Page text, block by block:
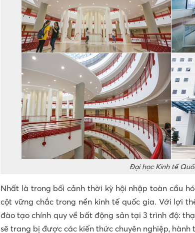
Đại học Kinh tế
Nhất là trong bối cảnh thời kỳ hội nhập toàn cầu
cột vững chắc trong nền kinh tế quốc gia. Với lợi
đào tạo chính quy về bất động sản tại 3 trình độ:
sẽ trang bị được các kiến thức chuyên nghiệp,